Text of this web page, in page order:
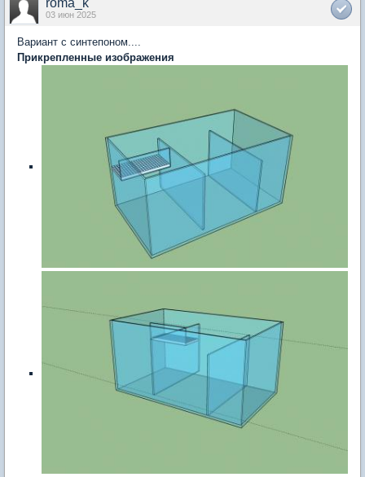
03 июн 2025
Вариант с синтепоном....
Прикрепленные изображения